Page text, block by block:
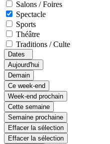
Salons / Foires
Spectacle
Sports
Théâtre
Traditions / Culte
Dates
Aujourd'hui
Demain
Ce week-end
Week-end prochain
Cette semaine
Semaine prochaine
Effacer la sélection
Effacer la sélection